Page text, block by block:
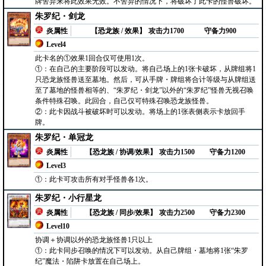
朱罗纪・剑龙
炎属性
【恐龙族 / 效果】
Level4
攻击力1700 守备力900
此卡名的①效果1回合仅可使用1次。
①：在自己的主要阶段可以发动。将自己场上的1张卡破坏，从牌组将1
只恐龙族怪兽送至墓地。然后，可从手牌・牌组将合计等级与从牌组送
至了墓地的怪兽相等的、“朱罗纪・剑龙”以外的“朱罗纪”怪兽无视召唤
条件特殊召唤。此回合，自己仅可特殊召唤恐龙族怪兽。
②：此卡因战斗被破坏时可以发动。将场上的1张表侧表示卡放回手
牌。
朱罗纪・单冠龙
炎属性
【恐龙族 / 协调/效果】
Level3
攻击力1500 守备力1200
①：此卡可攻击所有对手怪兽各1次。
朱罗纪・小行星龙
炎属性
【恐龙族 / 同步/效果】
Level10
攻击力2500 守备力2300
协调＋协调以外的恐龙族怪兽1只以上
①：此卡同步召唤的情况下可以发动。从自己牌组・墓地将1张“朱罗
纪”魔法・陷阱卡放置在自己场上。